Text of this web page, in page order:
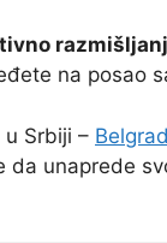
na posao
Srbiji –
da unaprede